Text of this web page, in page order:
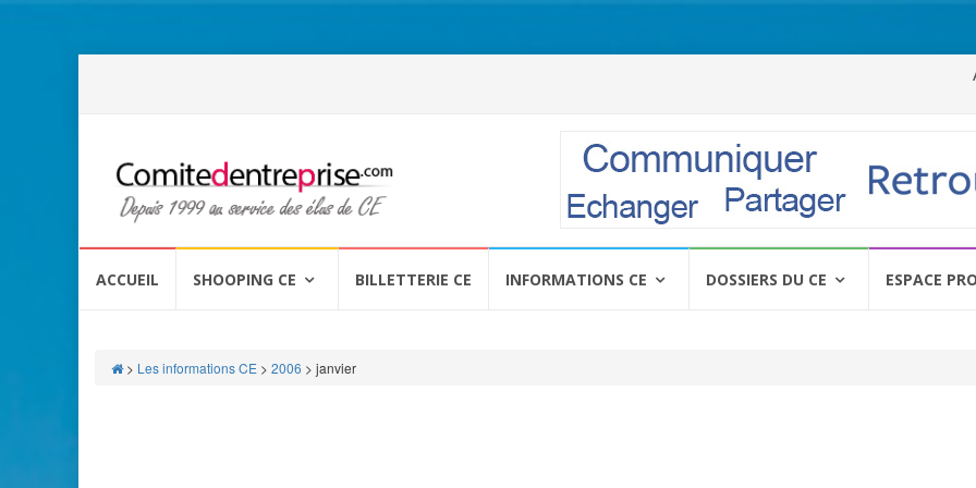
ACCUEIL SHOOPING CE BILLETTERIE CE INFORMATIONS CE DOSSIERS DU CE ESPACE PRO
> Les informations CE > 2006 > janvier